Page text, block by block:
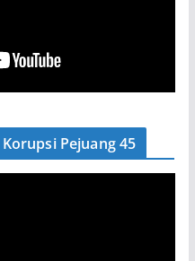
Pejuang 45